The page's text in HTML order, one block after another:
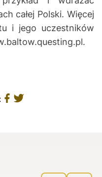
całej Polski. Więcej
i jego uczestników
.